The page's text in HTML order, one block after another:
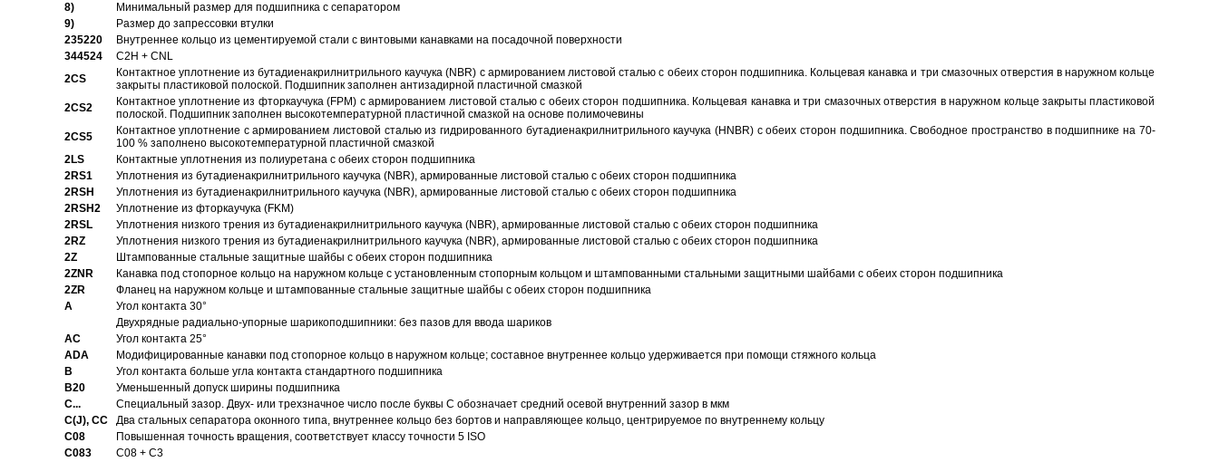
8)
Минимальный размер для подшипника с сепаратором
9)
Размер до запрессовки втулки
235220
Внутреннее кольцо из цементируемой стали с винтовыми канавками на посадочной поверхности
344524
C2H + CNL
2CS
Контактное уплотнение из бутадиенакрилнитрильного каучука (NBR) с армированием листовой сталью с обеих сторон подшипника. Кольцевая канавка и три смазочных отверстия в наружном кольце
закрыты пластиковой полоской. Подшипник заполнен антизадирной пластичной смазкой
2CS2
Контактное уплотнение из фторкаучука (FPM) с армированием листовой сталью с обеих сторон подшипника. Кольцевая канавка и три смазочных отверстия в наружном кольце закрыты пластиковой
полоской. Подшипник заполнен высокотемпературной пластичной смазкой на основе полимочевины
2CS5
Контактное уплотнение с армированием листовой сталью из гидрированного бутадиенакрилнитрильного каучука (HNBR) с обеих сторон подшипника. Свободное пространство в подшипнике на 70-
100 % заполнено высокотемпературной пластичной смазкой
2LS
Контактные уплотнения из полиуретана с обеих сторон подшипника
2RS1
Уплотнения из бутадиенакрилнитрильного каучука (NBR), армированные листовой сталью с обеих сторон подшипника
2RSH
Уплотнения из бутадиенакрилнитрильного каучука (NBR), армированные листовой сталью с обеих сторон подшипника
2RSH2
Уплотнение из фторкаучука (FKM)
2RSL
Уплотнения низкого трения из бутадиенакрилнитрильного каучука (NBR), армированные листовой сталью с обеих сторон подшипника
2RZ
Уплотнения низкого трения из бутадиенакрилнитрильного каучука (NBR), армированные листовой сталью с обеих сторон подшипника
2Z
Штампованные стальные защитные шайбы с обеих сторон подшипника
2ZNR
Канавка под стопорное кольцо на наружном кольце с установленным стопорным кольцом и штампованными стальными защитными шайбами с обеих сторон подшипника
2ZR
Фланец на наружном кольце и штампованные стальные защитные шайбы с обеих сторон подшипника
A
Угол контакта 30°
Двухрядные радиально-упорные шарикоподшипники: без пазов для ввода шариков
AC
Угол контакта 25°
ADA
Модифицированные канавки под стопорное кольцо в наружном кольце; составное внутреннее кольцо удерживается при помощи стяжного кольца
B
Угол контакта больше угла контакта стандартного подшипника
B20
Уменьшенный допуск ширины подшипника
C...
Специальный зазор. Двух- или трехзначное число после буквы С обозначает средний осевой внутренний зазор в мкм
C(J), CC
Два стальных сепаратора оконного типа, внутреннее кольцо без бортов и направляющее кольцо, центрируемое по внутреннему кольцу
C08
Повышенная точность вращения, соответствует классу точности 5 ISO
C083
C08 + C3